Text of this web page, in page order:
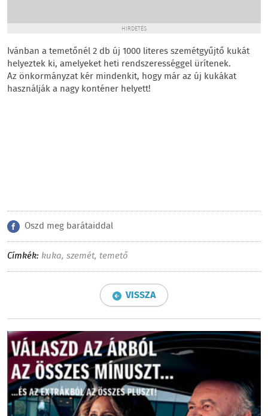
HIRDETÉS
Ivánban a temetőnél 2 db új 1000 literes szemétgyűjtő kukát
helyeztek ki, amelyeket heti rendszerességgel ürítenek.
Az önkormányzat kér mindenkit, hogy már az új kukákat
használják a nagy konténer helyett!
Oszd meg barátaiddal
Címkék: kuka, szemét, temető
VISSZA